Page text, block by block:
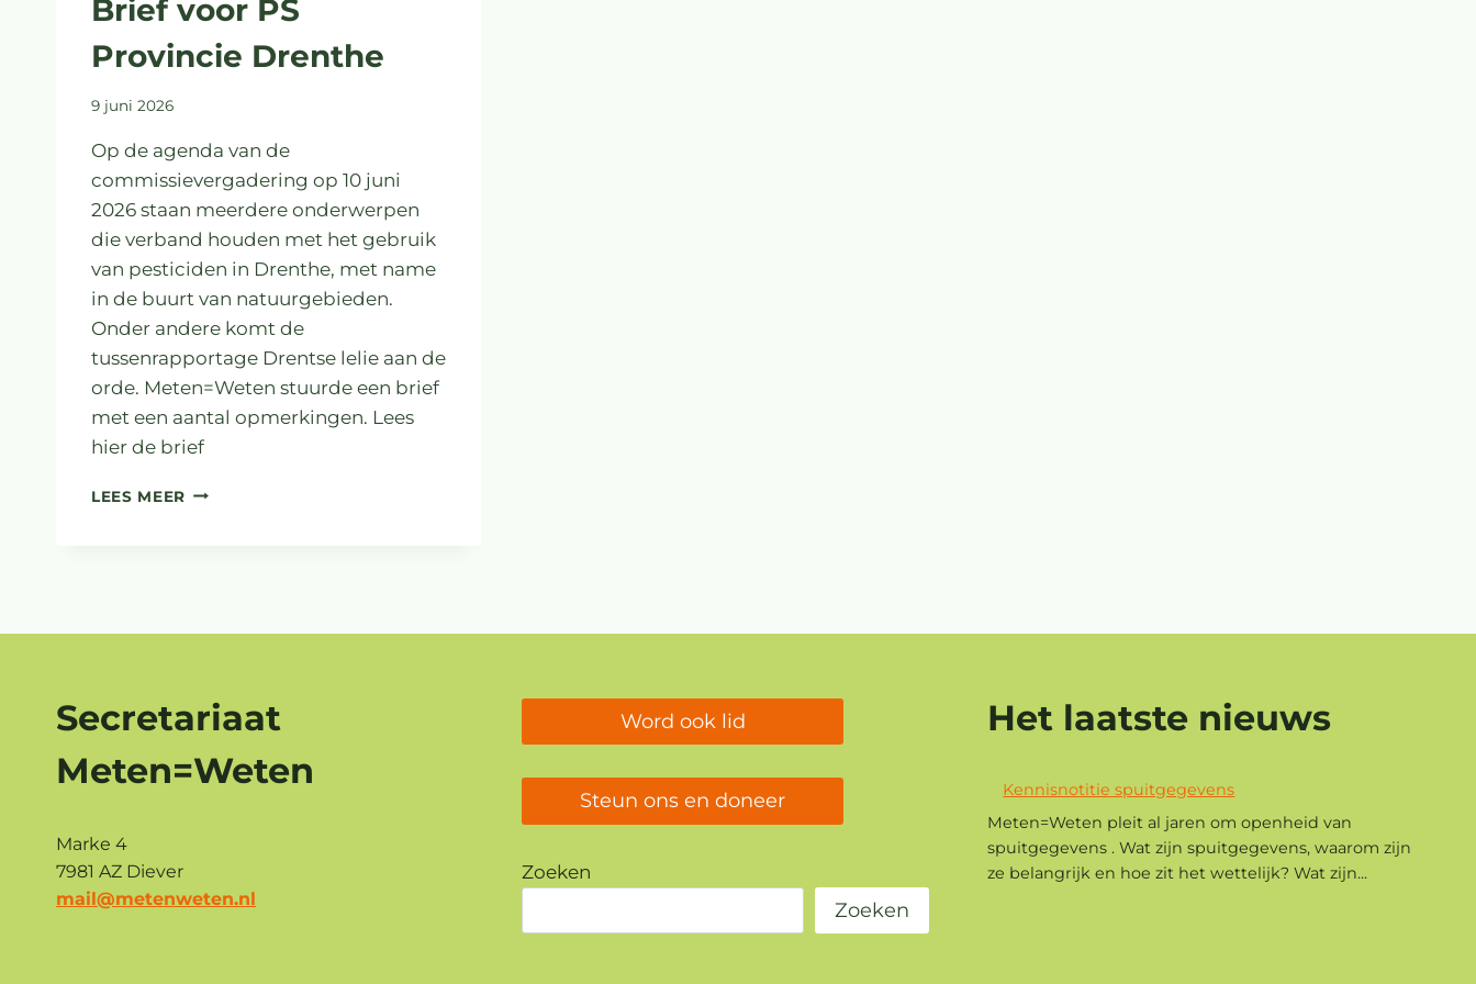
Brief voor PS
Provincie Drenthe
9 juni 2026
Op de agenda van de
commissievergadering op 10 juni
2026 staan meerdere onderwerpen
die verband houden met het gebruik
van pesticiden in Drenthe, met name
in de buurt van natuurgebieden.
Onder andere komt de
tussenrapportage Drentse lelie aan de
orde. Meten=Weten stuurde een brief
met een aantal opmerkingen. Lees
hier de brief
LEES MEER BRIEF
Secretariaat
Meten=Weten
Marke 4
7981 AZ Diever
mail@metenweten.nl
Word ook lid
Steun ons en doneer
Zoeken
Zoeken
Het laatste nieuws
Kennisnotitie spuitgegevens
Meten=Weten pleit al jaren om openheid van
spuitgegevens . Wat zijn spuitgegevens, waarom zijn
ze belangrijk en hoe zit het wettelijk? Wat zijn...